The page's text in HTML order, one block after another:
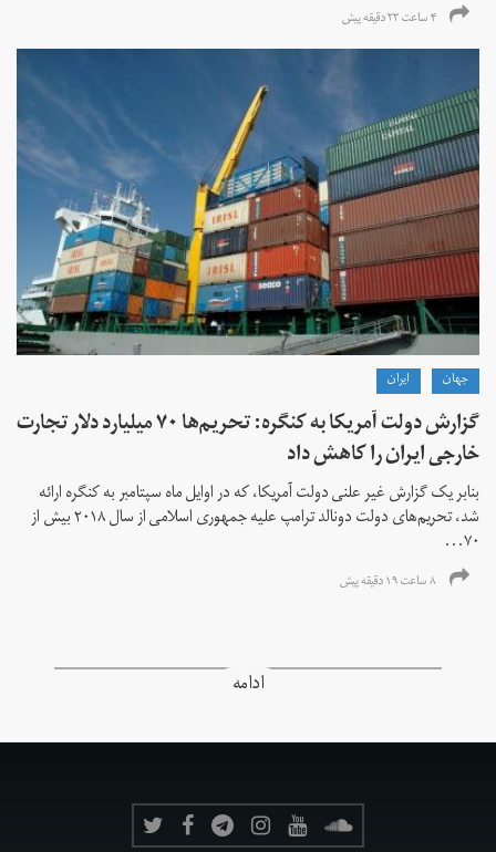
۴ ساعت ۲۳ دقیقه پیش
جهان ايران
گزارش دولت آمریکا به کنگره: تحریم‌ها ۷۰ میلیارد دلار تجارت
خارجی ایران را کاهش داد
بنابر یک گزارش غیر علنی دولت آمریکا، که در اوایل ماه سپتامبر به کنگره ارائه
شد، تحریم‌های دولت دونالد ترامپ علیه جمهوری اسلامی از سال ۲۰۱۸ بیش از
۷۰...
۸ ساعت ۱۹ دقیقه پیش
ادامه